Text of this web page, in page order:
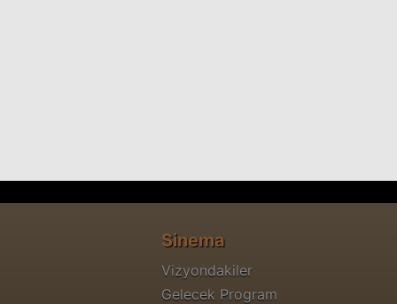
Sinema
Vizyondakiler
Gelecek Program